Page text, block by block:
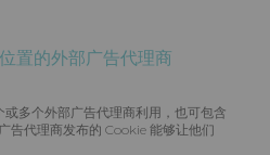
置的外部广告代理商
多个外部广告代理商利用，也可包含
告代理商发布的 Cookie 能够让他们